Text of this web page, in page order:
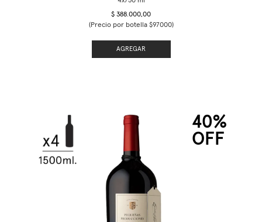
$ 388.000,00
(Precio por botella $97000)
AGREGAR
40%
OFF